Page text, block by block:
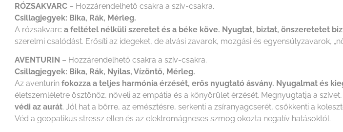
RÓZSAKVARC – Hozzárendelhető csakra a szív-csakra.
Csillagjegyek: Bika, Rák, Mérleg.
A rózsakvarc a feltétel nélküli szeretet és a béke köve. Nyugtat, biztat, önszeretetet
szerelmi csalódást. Erősíti az idegeket, de alvási zavarok, mozgási és egyensúlyzavarok,
AVENTURIN – Hozzárendelhető csakra a szív-csakra.
Csillagjegyek: Bika, Rák, Nyilas, Vízöntő, Mérleg.
Az aventurin fokozza a teljes harmónia érzését, erős nyugtató ásvány. Nyugalmat és
életszemléletre ösztönöz, növeli az empátia és a könyörület érzését. Megnyugtatja a
védi az aurát. Jól hat a bőrre, az emésztésre, serkenti a zsíranyagcserét, csökkenti a
Véd a geopatikus stressz ellen és az elektromágneses szmog okozta negatív hatásoktól.